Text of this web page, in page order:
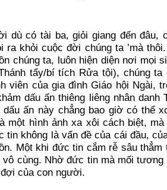
i dùcó tài ba, giỏi giang đến đâu,
ra khỏi cuộc đời chúng ta’mà
chúng ta, luôn hiện diện nơi mọi
tẩy/bí tích Rửa tội), chúng ta
viên của gia đình Giáo hội Ngài, tr
dấu ấn thiêng liêng nhân
dấu ấn này chẳng bao giờ có thể
một hình ảnh xa xôi cách biệt, mà
tin không là vấn đề của cái đầu,
Một khi đức tin cắm rễ sâu thẳm
vô cùng. Nhờ đức tin mà mối tương
i của con người.